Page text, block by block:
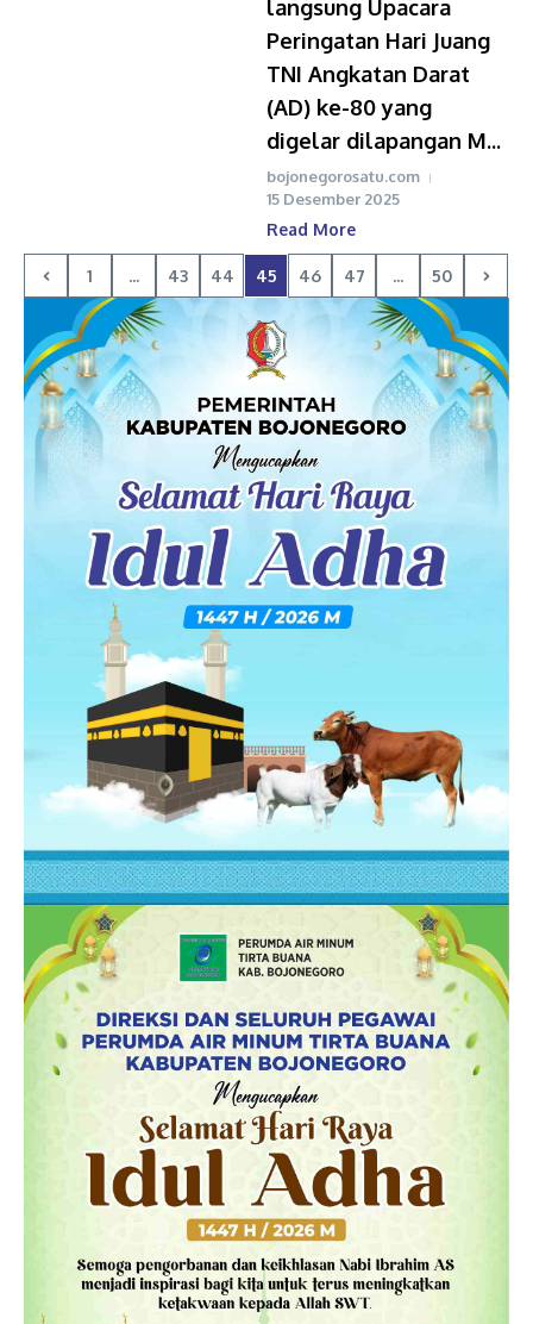
langsung Upacara
Peringatan Hari Juang
TNI Angkatan Darat
(AD) ke-80 yang
digelar dilapangan M...
bojonegorosatu.com
15 Desember 2025
Read More
1 ... 43 44 45 46 47 ... 50